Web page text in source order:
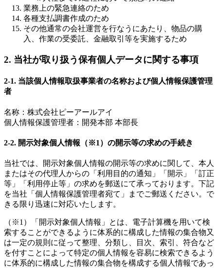
業務上の緊急連絡のため
各種支払調書作成のため
その他通常の会社運営を行なうにあたり、物品の購
入、作業の受委託、金融取引等を実施するため
2. 当社が取り扱う保有個人データに関する事項
2-1. 当該個人情報取扱事業者の名称および個人情報保護管理
者
名称：株式会社ピーアールアイ
個人情報保護管理者：開発本部 本部長
2-2. 開示対象個人情報（※1）の開示等の求めの手続き
当社では、開示対象個人情報の開示等の求めに関して、本人
またはその代理人からの「利用目的の通知」「開示」「訂正
等」「利用停止等」の求めを郵送にて承っております。下記
を当社「個人情報保護管理者宛て」までご郵送ください。で
きる限り迅速に対応いたします。
（※1）「開示対象個人情報」とは、電子計算機を用いて検
索することができるように体系的に構成した情報の集合物又
は一定の規則に従って整理、分類し、目次、索引、符合など
を付すことによって特定の個人情報を容易に検索できるよう
に体系的に構成した情報の集合物を構成する個人情報であっ